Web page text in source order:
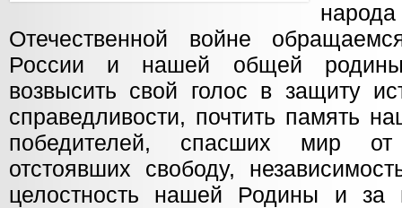
Отечественной войне
России и нашей общей
возвысить свой голос в защиту
справедливости, почтить память
победителей, спасших мир
отстоявших свободу,
целостность нашей Родины и за